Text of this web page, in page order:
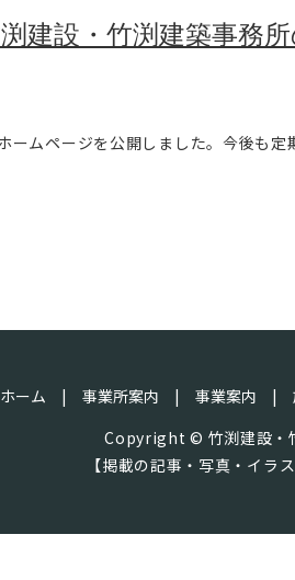
建設・竹渕建築事務
ームページを公開しました。今後も
ホーム 事業所案内 事業案内
Copyright © 竹渕建設・
【掲載の記事・写真・イラ